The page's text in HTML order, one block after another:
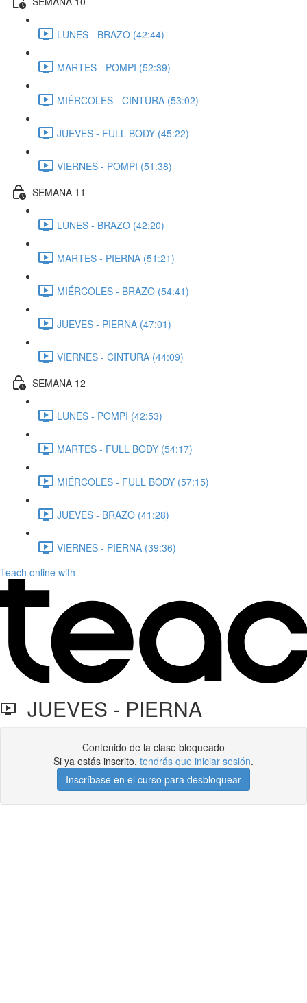
LUNES - BRAZO (42:44)
MARTES - POMPI (52:39)
MIÉRCOLES - CINTURA (53:02)
JUEVES - FULL BODY (45:22)
VIERNES - POMPI (51:38)
SEMANA 11
LUNES - BRAZO (42:20)
MARTES - PIERNA (51:21)
MIÉRCOLES - BRAZO (54:41)
JUEVES - PIERNA (47:01)
VIERNES - CINTURA (44:09)
SEMANA 12
LUNES - POMPI (42:53)
MARTES - FULL BODY (54:17)
MIÉRCOLES - FULL BODY (57:15)
JUEVES - BRAZO (41:28)
VIERNES - PIERNA (39:36)
Teach online with
JUEVES - PIERNA
Contenido de la clase bloqueado
Si ya estás inscrito, tendrás que iniciar sesión.
Inscríbase en el curso para desbloquear